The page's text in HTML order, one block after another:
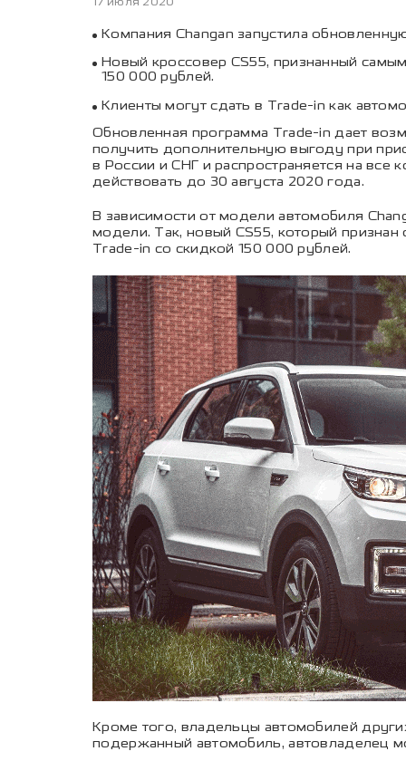
Компания Changan запустила
Новый кроссовер CS55, признанный
150 000 рублей.
Клиенты могут сдать в Trade-in как
Обновленная программа Trade-in дает
получить дополнительную выгоду при
в России и СНГ и распространяется на
действовать до 30 августа 2020 года.
В зависимости от модели автомобиля
модели. Так, новый CS55, который
Trade-in со скидкой 150 000 рублей.
Кроме того, владельцы автомобилей
подержанный автомобиль, автовладелец